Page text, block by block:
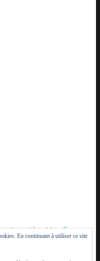
les indésirables.En
de vos
En continuant à utiliser ce site